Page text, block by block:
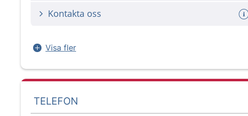
Kontakta oss
Visa fler
TELEFON